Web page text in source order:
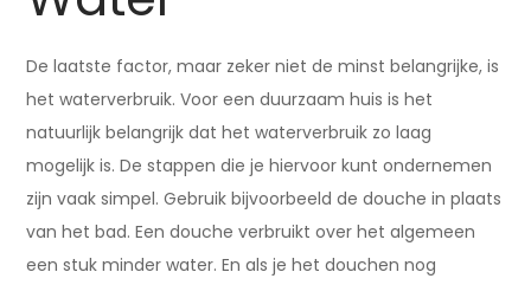
De laatste factor, maar zeker niet de minst belangrijke, is
het waterverbruik. Voor een duurzaam huis is het
natuurlijk belangrijk dat het waterverbruik zo laag
mogelijk is. De stappen die je hiervoor kunt ondernemen
zijn vaak simpel. Gebruik bijvoorbeeld de douche in plaats
van het bad. Een douche verbruikt over het algemeen
een stuk minder water. En als je het douchen nog